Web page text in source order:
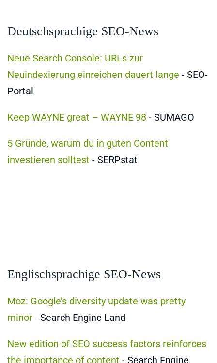
Deutschsprachige SEO-News
Neue Search Console: URLs zur
Neuindexierung einreichen dauert lange - SEO-
Portal
Keep WAYNE great – WAYNE 98 - SUMAGO
5 Gründe, warum du in guten Content
investieren solltest - SERPstat
Englischsprachige SEO-News
Moz: Google’s diversity update was pretty
minor - Search Engine Land
New edition of SEO success factors reinforces
the importance of content - Search Engine